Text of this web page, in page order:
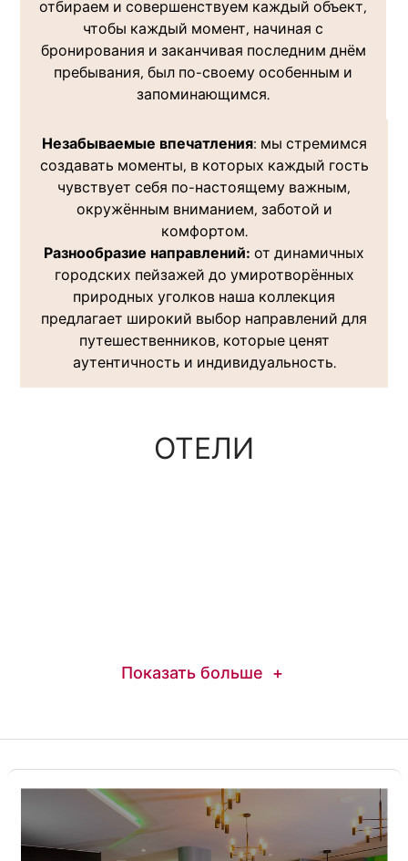
отбираем и совершенствуем каждый объект,
чтобы каждый момент, начиная с
бронирования и заканчивая последним днём
пребывания, был по-своему особенным и
запоминающимся.
Незабываемые впечатления: мы стремимся
создавать моменты, в которых каждый гость
чувствует себя по-настоящему важным,
окружённым вниманием, заботой и
комфортом.
Разнообразие направлений: от динамичных
городских пейзажей до умиротворённых
природных уголков наша коллекция
предлагает широкий выбор направлений для
путешественников, которые ценят
аутентичность и индивидуальность.
ОТЕЛИ
Показать больше